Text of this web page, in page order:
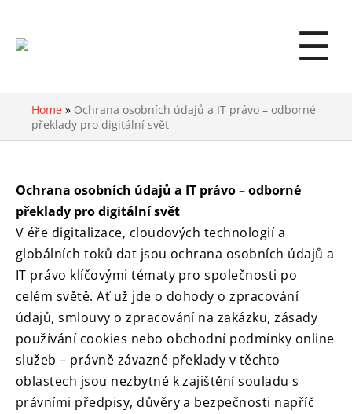
☰
Home » Ochrana osobních údajů a IT právo – odborné
překlady pro digitální svět
Ochrana osobních údajů a IT právo – odborné
překlady pro digitální svět
V éře digitalizace, cloudových technologií a
globálních toků dat jsou ochrana osobních údajů a
IT právo klíčovými tématy pro společnosti po
celém světě. Ať už jde o dohody o zpracování
údajů, smlouvy o zpracování na zakázku, zásady
používání cookies nebo obchodní podmínky online
služeb – právně závazné překlady v těchto
oblastech jsou nezbytné k zajištění souladu s
právními předpisy, důvěry a bezpečnosti napříč